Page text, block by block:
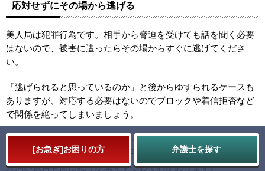
応対せずにその場から逃げる
美人局は犯罪行為です。相手から脅迫を受けても話を聞く必要
はないので、被害に遭ったらその場からすぐに逃げてくださ
い。
「逃げられると思っているのか」と後からゆすられるケースも
ありますが、対応する必要はないのでブロックや着信拒否など
で関係を絶ってしまいましょう。
り性行為をした（あるいは、相手にそう主張された）場合、美
人局の被害者側に犯罪が成立するおそれがあります。
[お急ぎ]お困りの方 弁護士を探す